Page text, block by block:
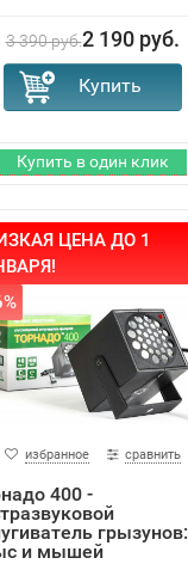
3 390 руб.2 190 руб.
ЦЕНА ДО 1
избранное сравнить
400 -
грызунов:
и мышей